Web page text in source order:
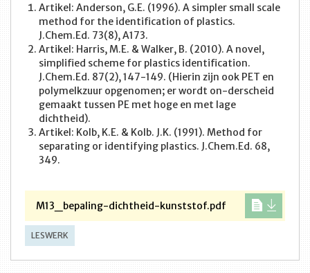
Artikel: Anderson, G.E. (1996). A simpler small scale
method for the identification of plastics.
J.Chem.Ed. 73(8), A173.
Artikel: Harris, M.E. & Walker, B. (2010). A novel,
simplified scheme for plastics identification.
J.Chem.Ed. 87(2), 147-149. (Hierin zijn ook PET en
polymelkzuur opgenomen; er wordt on-derscheid
gemaakt tussen PE met hoge en met lage
dichtheid).
Artikel: Kolb, K.E. & Kolb. J.K. (1991). Method for
separating or identifying plastics. J.Chem.Ed. 68,
349.
M13_bepaling-dichtheid-kunststof.pdf
LESWERK